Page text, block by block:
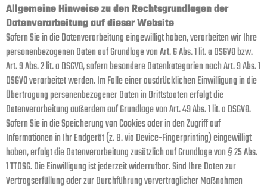
Allgemeine Hinweise zu den Rechtsgrundlagen der
Datenverarbeitung auf dieser Website
Sofern Sie in die Datenverarbeitung eingewilligt haben, verarbeiten wir Ihre
personenbezogenen Daten auf Grundlage von Art. 6 Abs. 1 lit. a DSGVO bzw.
Art. 9 Abs. 2 lit. a DSGVO, sofern besondere Datenkategorien nach Art. 9 Abs. 1
DSGVO verarbeitet werden. Im Falle einer ausdrücklichen Einwilligung in die
Übertragung personenbezogener Daten in Drittstaaten erfolgt die
Datenverarbeitung außerdem auf Grundlage von Art. 49 Abs. 1 lit. a DSGVO.
Sofern Sie in die Speicherung von Cookies oder in den Zugriff auf
Informationen in Ihr Endgerät (z. B. via Device-Fingerprinting) eingewilligt
haben, erfolgt die Datenverarbeitung zusätzlich auf Grundlage von § 25 Abs.
1 TTDSG. Die Einwilligung ist jederzeit widerrufbar. Sind Ihre Daten zur
Vertragserfüllung oder zur Durchführung vorvertraglicher Maßnahmen